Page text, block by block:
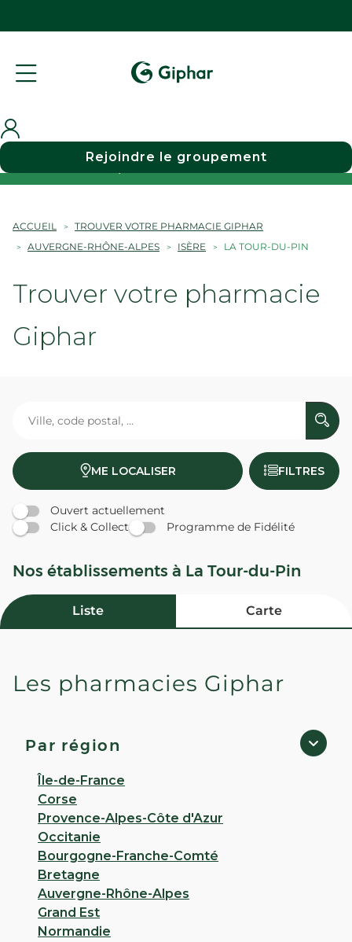
Choisir une pharmacie
Rejoindre le groupement
ACCUEIL
TROUVER VOTRE PHARMACIE GIPHAR
AUVERGNE-RHÔNE-ALPES
ISÈRE LA TOUR-DU-PIN
Trouver votre pharmacie
Giphar
ME LOCALISER FILTRES
Ouvert actuellement
Click & Collect
Programme de Fidélité
Nos établissements à La Tour-du-Pin
Liste Carte
PHARMACIE GUILLET - La Tour-
Click & Collect disponible
Fermé· Ouvre à 08:30
47 boulevard victor hugo 38110 La Tour-Du-Pin
Appeler
PLUS D'INFO
Les pharmacies Giphar
Par région
Île-de-France
Corse
Provence-Alpes-Côte d'Azur
Occitanie
Bourgogne-Franche-Comté
Bretagne
Auvergne-Rhône-Alpes
Grand Est
Normandie